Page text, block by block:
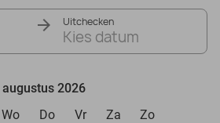
Uitchecken
Kies datum
augustus 2026
Wo Do Vr Za Zo